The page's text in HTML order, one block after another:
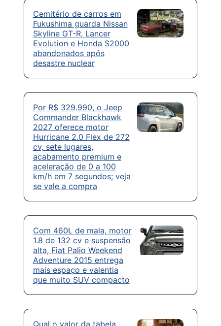
Cemitério de carros em
Fukushima guarda Nissan
Skyline GT-R, Lancer
Evolution e Honda S2000
abandonados após
desastre nuclear
Por R$ 329.990, o Jeep
Commander Blackhawk
2027 oferece motor
Hurricane 2.0 Flex de 272
cv, sete lugares,
acabamento premium e
aceleração de 0 a 100
km/h em 7 segundos; veja
se vale a compra
Com 460L de mala, motor
1.8 de 132 cv e suspensão
alta, Fiat Palio Weekend
Adventure 2015 entrega
mais espaço e valentia
que muito SUV compacto